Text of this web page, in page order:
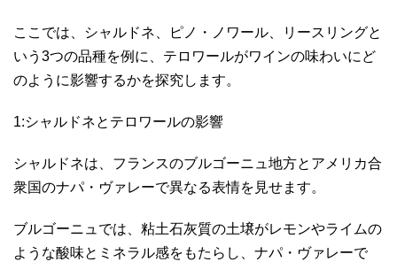
ここでは、シャルドネ、ピノ・ノワール、リースリングと
いう3つの品種を例に、テロワールがワインの味わいにど
のように影響するかを探究します。
1:シャルドネとテロワールの影響
シャルドネは、フランスのブルゴーニュ地方とアメリカ合
衆国のナパ・ヴァレーで異なる表情を見せます。
ブルゴーニュでは、粘土石灰質の土壌がレモンやライムの
ような酸味とミネラル感をもたらし、ナパ・ヴァレーで